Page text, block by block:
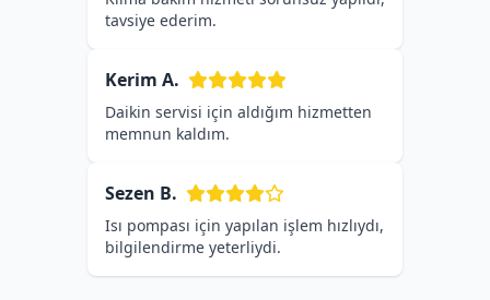
tavsiye ederim.
Kerim A.
Daikin servisi için aldığım hizmetten
memnun kaldım.
Sezen B.
Isı pompası için yapılan işlem hızlıydı,
bilgilendirme yeterliydi.